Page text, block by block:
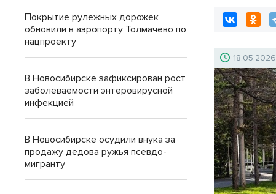
18.05.2026
Покрытие рулежных дорожек
обновили в аэропорту Толмачево по
нацпроекту
В Новосибирске зафиксирован рост
заболеваемости энтеровирусной
инфекцией
В Новосибирске осудили внука за
продажу дедова ружья псевдо-
мигранту